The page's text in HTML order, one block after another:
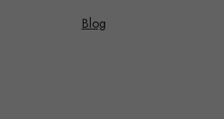
Blog